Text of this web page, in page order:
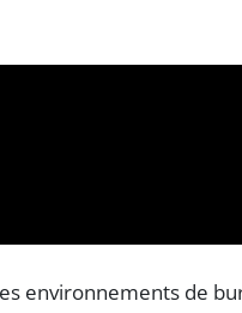
environnements de